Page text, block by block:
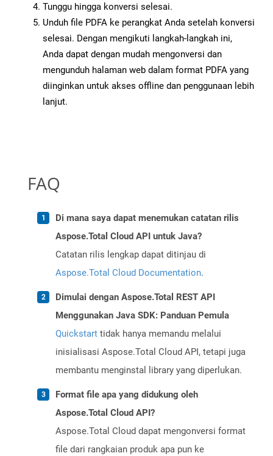
Tunggu hingga konversi selesai.
Unduh file PDFA ke perangkat Anda setelah konversi
selesai. Dengan mengikuti langkah-langkah ini,
Anda dapat dengan mudah mengonversi dan
mengunduh halaman web dalam format PDFA yang
diinginkan untuk akses offline dan penggunaan lebih
lanjut.
FAQ
Di mana saya dapat menemukan catatan rilis
Aspose.Total Cloud API untuk Java?
Catatan rilis lengkap dapat ditinjau di
Aspose.Total Cloud Documentation.
Dimulai dengan Aspose.Total REST API
Menggunakan Java SDK: Panduan Pemula
Quickstart tidak hanya memandu melalui
inisialisasi Aspose.Total Cloud API, tetapi juga
membantu menginstal library yang diperlukan.
Format file apa yang didukung oleh
Aspose.Total Cloud API?
Aspose.Total Cloud dapat mengonversi format
file dari rangkaian produk apa pun ke